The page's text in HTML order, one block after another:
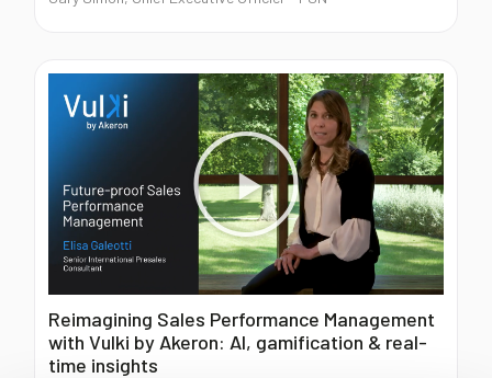
Reimagining Sales Performance Management
with Vulki by Akeron: AI, gamification & real-
time insights